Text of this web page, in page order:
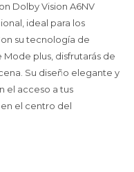
Dolby Vision A6NV
ideal para los
su tecnología de
plus, disfrutarás de
Su diseño elegante y
el acceso a tus
el centro del